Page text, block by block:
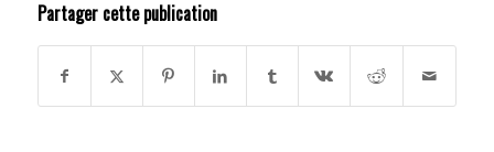
Partager cette publication